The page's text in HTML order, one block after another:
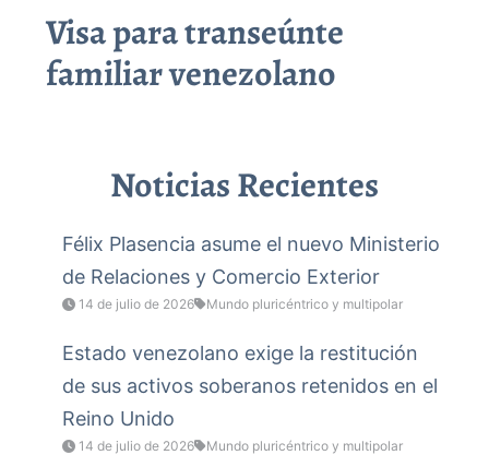
Visa para transeúnte
familiar venezolano
Noticias Recientes
Félix Plasencia asume el nuevo Ministerio
de Relaciones y Comercio Exterior
14 de julio de 2026 Mundo pluricéntrico y multipolar
Estado venezolano exige la restitución
de sus activos soberanos retenidos en el
Reino Unido
14 de julio de 2026 Mundo pluricéntrico y multipolar